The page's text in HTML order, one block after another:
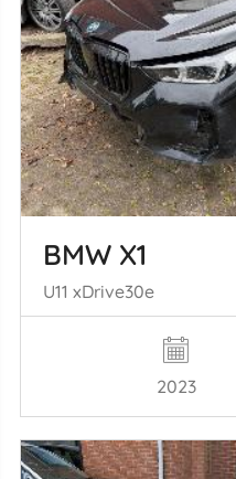
BMW X1
U11 xDrive30e
2023